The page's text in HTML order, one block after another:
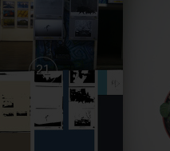
21